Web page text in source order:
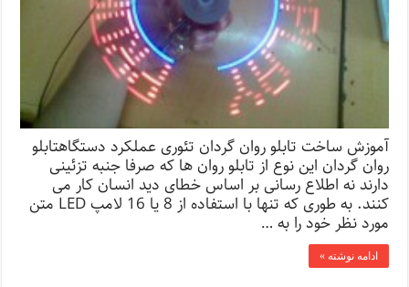
آموزش ساخت تابلو روان گردان تئوری عملکرد دستگاهتابلو
روان گردان این نوع از تابلو روان ها که صرفا جنبه تزئینی
دارند نه اطلاع رسانی بر اساس خطای دید انسان کار می
کنند. به طوری که تنها با استفاده از 8 یا 16 لامپ LED متن
مورد نظر خود را به …
ادامه نوشته »